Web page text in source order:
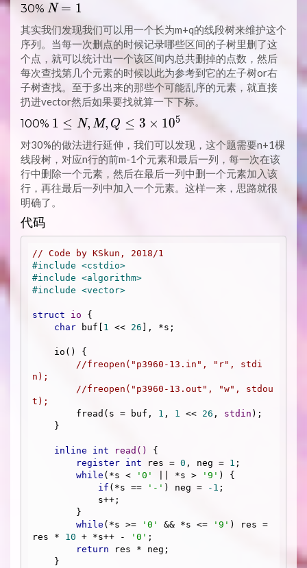
30% N
=
1
N = 1
其实我们发现我们可以用一个长为m+q的线段树来维护这个
序列。当每一次删点的时候记录哪些区间的子树里删了这
个点，就可以统计出一个该区间内总共删掉的点数，然后
每次查找第几个元素的时候以此为参考到它的左子树or右
子树查找。至于多出来的那些个可能乱序的元素，就直接
扔进vector然后如果要找就算一下下标。
100% 1 \LEQ
N, M, Q
\LEQ 3
\TIMES
10^5
1 ≤ N, M, Q ≤ 3 × 105
对30%的做法进行延伸，我们可以发现，这个题需要n+1棵
线段树，对应n行的前m-1个元素和最后一列，每一次在该
行中删除一个元素，然后在最后一列中删一个元素加入该
行，再往最后一列中加入一个元素。这样一来，思路就很
明确了。
代码
// Code by KSkun, 2018/1
#include <cstdio>
#include <algorithm>
#include <vector>
struct io {
char buf[ 1 << 26 ], *s;
//freopen("p3960-13.in", "r", stdi
n);
//freopen("p3960-13.out", "w", stdou
t);
        fread(s = buf,
1 , 1 << 26 , stdin );
inline int read ()
{
register int res = 0 , neg = 1 ;
while (*s < '0' || *s > '9' ) {
if (*s == '-' ) neg = -1 ;
while (*s >= '0' && *s <= '9' ) res =
res * 10 + *s++ - '0' ;
return res * neg;